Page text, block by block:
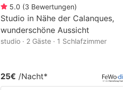
5.0 (3 Bewertungen)
Studio in Nähe der Calanques,
wunderschöne Aussicht
studio · 2 Gäste · 1 Schlafzimmer
25€ /Nacht*